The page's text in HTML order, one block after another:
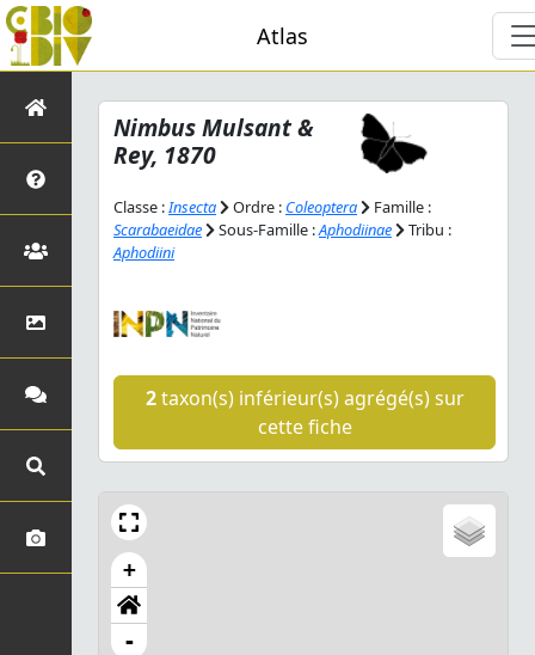
Atlas
NimbusMulsant &
Rey, 1870
Classe :Insecta Ordre : Coleoptera
Famille :
Scarabaeidae
Sous-Famille :Aphodiinae
Tribu :
Aphodiini
2taxon(s) inférieur(s) agrégé(s) sur
cette fiche
+
-